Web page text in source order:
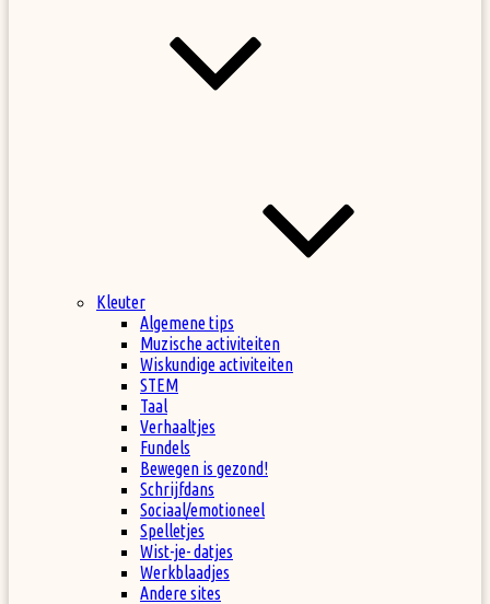
Kleuter
Algemene tips
Muzische activiteiten
Wiskundige activiteiten
STEM
Taal
Verhaaltjes
Fundels
Bewegen is gezond!
Schrijfdans
Sociaal/emotioneel
Spelletjes
Wist-je- datjes
Werkblaadjes
Andere sites